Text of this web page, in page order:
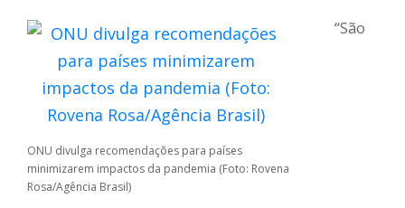
ONU divulga recomendações para países
minimizarem impactos da pandemia (Foto: Rovena
Rosa/Agência Brasil)
“São